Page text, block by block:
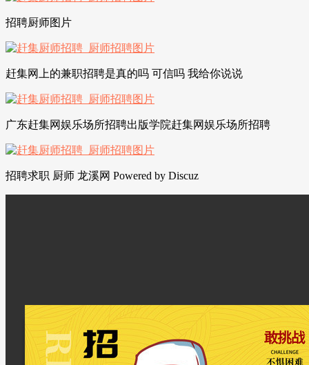
招聘厨师图片
赶集网上的兼职招聘是真的吗 可信吗 我给你说说
广东赶集网娱乐场所招聘出版学院赶集网娱乐场所招聘
招聘求职 厨师 龙溪网 Powered by Discuz